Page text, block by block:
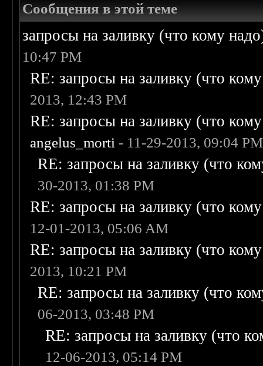
Сообщения в этой теме
запросы на заливку (что кому
10:47 PM
RE: запросы на заливку (что
2013, 12:43 PM
RE: запросы на заливку (что
angelus_morti - 11-29-2013, 09:04 PM
RE: запросы на заливку (что
30-2013, 01:38 PM
RE: запросы на заливку (что
12-01-2013, 05:06 AM
RE: запросы на заливку (что
2013, 10:21 PM
RE: запросы на заливку (что
06-2013, 03:48 PM
RE: запросы на заливку (что
12-06-2013, 05:14 PM